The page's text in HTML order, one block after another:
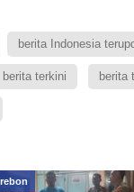
berita Indonesia
berita terkini berita